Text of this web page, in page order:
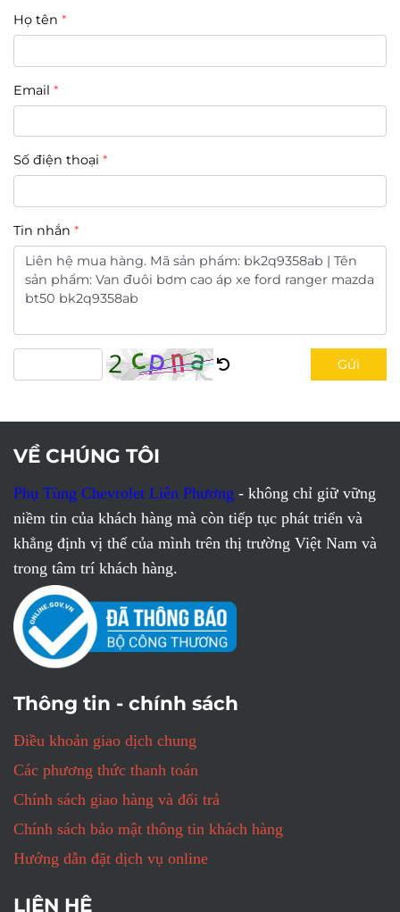
Họ tên
Email
Số điện thoại
Tin nhắn
Gửi
VỀ CHÚNG TÔI
Phụ Tùng Chevrolet Liên Phương - không chỉ giữ vững
niềm tin của khách hàng mà còn tiếp tục phát triển và
khẳng định vị thế của mình trên thị trường Việt Nam và
trong tâm trí khách hàng.
Thông tin - chính sách
Điều khoản giao dịch chung
Các phương thức thanh toán
Chính sách giao hàng và đổi trả
Chính sách bảo mật thông tin khách hàng
Hướng dẫn đặt dịch vụ online
LIÊN HỆ